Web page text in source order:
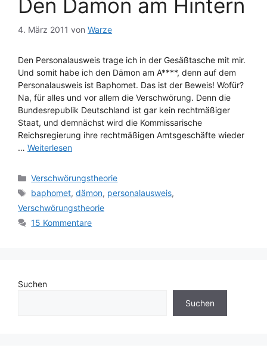
Den Dämon am Hintern
4. März 2011 von Warze
Den Personalausweis trage ich in der Gesäßtasche mit mir.
Und somit habe ich den Dämon am A****, denn auf dem
Personalausweis ist Baphomet. Das ist der Beweis! Wofür?
Na, für alles und vor allem die Verschwörung. Denn die
Bundesrepublik Deutschland ist gar kein rechtmäßiger
Staat, und demnächst wird die Kommissarische
Reichsregierung ihre rechtmäßigen Amtsgeschäfte wieder
… Weiterlesen
Kategorien
Verschwörungstheorie
Schlagwörter
baphomet,dämon, personalausweis,
Verschwörungstheorie
15 Kommentare
Suchen
Suchen